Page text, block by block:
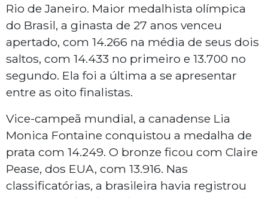
Rio de Janeiro. Maior medalhista olímpica
do Brasil, a ginasta de 27 anos venceu
apertado, com 14.266 na média de seus dois
saltos, com 14.433 no primeiro e 13.700 no
segundo. Ela foi a última a se apresentar
entre as oito finalistas.
Vice-campeã mundial, a canadense Lia
Monica Fontaine conquistou a medalha de
prata com 14.249. O bronze ficou com Claire
Pease, dos EUA, com 13.916. Nas
classificatórias, a brasileira havia registrou